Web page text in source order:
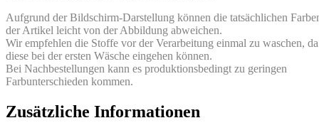
Aufgrund der Bildschirm-Darstellung können die tatsächlichen
der Artikel leicht von der Abbildung abweichen.
Wir empfehlen die Stoffe vor der Verarbeitung einmal zu waschen, da
diese bei der ersten Wäsche eingehen können.
Bei Nachbestellungen kann es produktionsbedingt zu geringen
Farbunterschieden kommen.
Zusätzliche Informationen